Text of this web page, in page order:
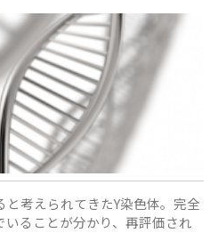
リ
ア
病"
考えられてきたY染色体。完全
ることが分かり、再評価され